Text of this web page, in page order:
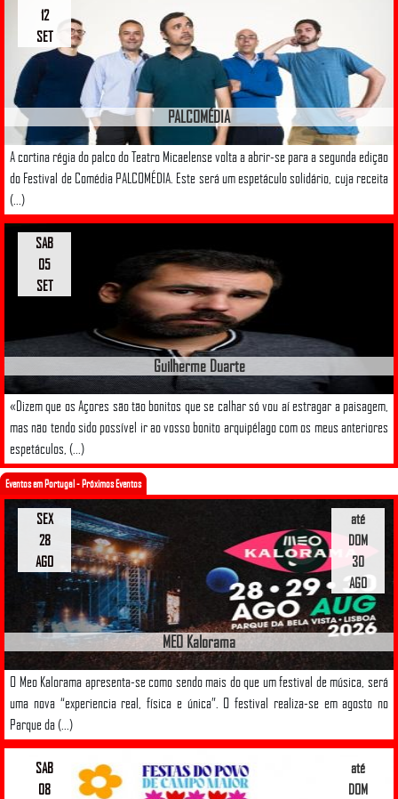
PALCOMÉDIA
A cortina régia do palco do Teatro Micaelense volta a abrir-se para a segunda edição
do Festival de Comédia PALCOMÉDIA. Este será um espetáculo solidário, cuja receita
(...)
12
SET
Guilherme Duarte
«Dizem que os Açores são tão bonitos que se calhar só vou aí estragar a paisagem,
mas não tendo sido possível ir ao vosso bonito arquipélago com os meus anteriores
espetáculos, (...)
SAB
05
SET
Eventos em Portugal - Próximos Eventos
MEO Kalorama
O Meo Kalorama apresenta-se como sendo mais do que um festival de música, será
uma nova “experiencia real, física e única”. O festival realiza-se em agosto no
Parque da (...)
até
DOM
30
AGO
SEX
28
AGO
até
DOM
SAB
08